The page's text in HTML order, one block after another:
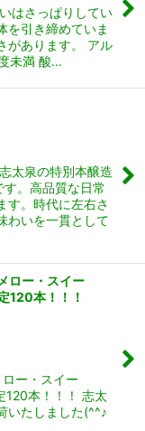
さっぱりしてい
を引き締めていま
があります。 アル
未満 酸…
泉の特別本醸造
。高品質な日常
す。時代に左右さ
わいを一貫として
ロー・スイー
本！！！
ー・スイー
本！！！ 志太
いたしました(^^♪